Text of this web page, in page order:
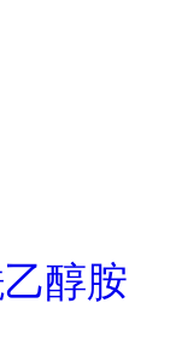
醇胺